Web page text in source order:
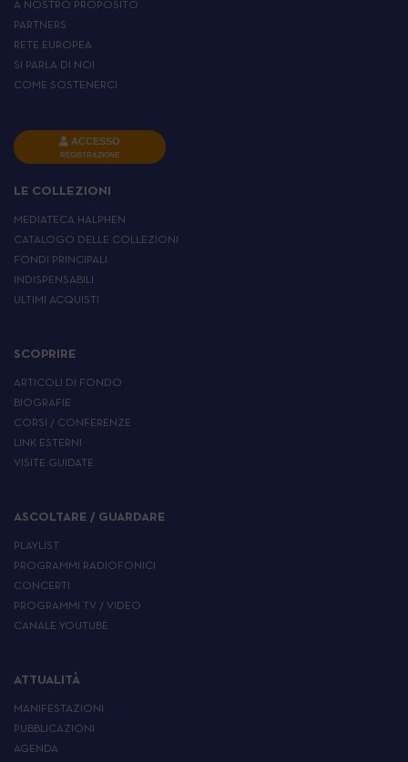
A NOSTRO PROPOSITO
PARTNERS
RETE EUROPEA
SI PARLA DI NOI
COME SOSTENERCI
ACCESSO
REGISTRAZIONE
LE COLLEZIONI
MEDIATECA HALPHEN
CATALOGO DELLE COLLEZIONI
FONDI PRINCIPALI
INDISPENSABILI
ULTIMI ACQUISTI
SCOPRIRE
ARTICOLI DI FONDO
BIOGRAFIE
CORSI / CONFERENZE
LINK ESTERNI
VISITE GUIDATE
ASCOLTARE / GUARDARE
PLAYLIST
PROGRAMMI RADIOFONICI
CONCERTI
PROGRAMMI TV / VIDEO
CANALE YOUTUBE
ATTUALITÀ
MANIFESTAZIONI
PUBBLICAZIONI
AGENDA